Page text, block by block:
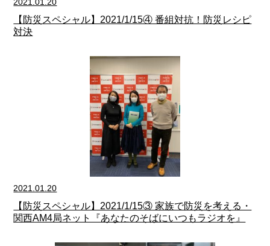
【防災スペシャル】2021/1/15④ 番組対抗！防災レシピ
対決
2021.01.20
【防災スペシャル】2021/1/15③ 家族で防災を考える・
関西AM4局ネット『あなたのそばにいつもラジオを』